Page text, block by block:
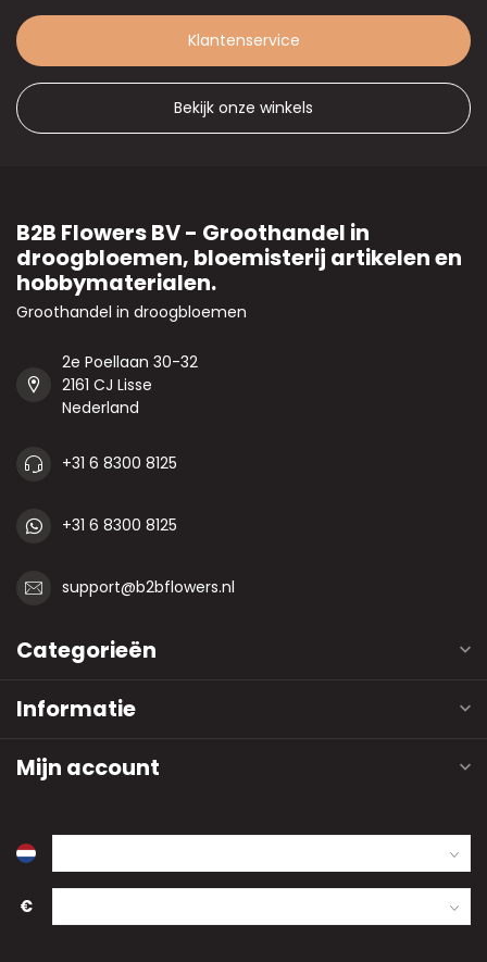
Klantenservice
Bekijk onze winkels
B2B Flowers BV - Groothandel in
droogbloemen, bloemisterij artikelen en
hobbymaterialen.
Groothandel in droogbloemen
2e Poellaan 30-32
2161 CJ Lisse
Nederland
+31 6 8300 8125
+31 6 8300 8125
support@b2bflowers.nl
Categorieën
Informatie
Mijn account
€